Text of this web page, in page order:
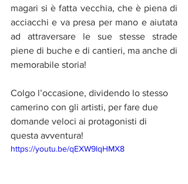
magari si è fatta vecchia, che è piena di
acciacchi e va presa per mano e aiutata
ad attraversare le sue stesse strade
piene di buche e di cantieri, ma anche di
memorabile storia!
Colgo l’occasione, dividendo lo stesso
camerino con gli artisti, per fare due
domande veloci ai protagonisti di
questa avventura!
https://youtu.be/qEXW9lqHMX8